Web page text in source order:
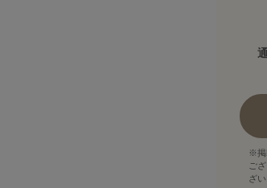
※掲
ご
ざ